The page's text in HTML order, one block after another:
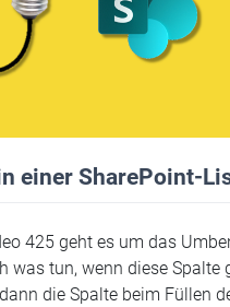
einer SharePoint-
425 geht es um das
was tun, wenn diese
die Spalte beim Füllen